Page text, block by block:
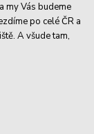
my Vás budeme
po celé ČR a
A všude tam,